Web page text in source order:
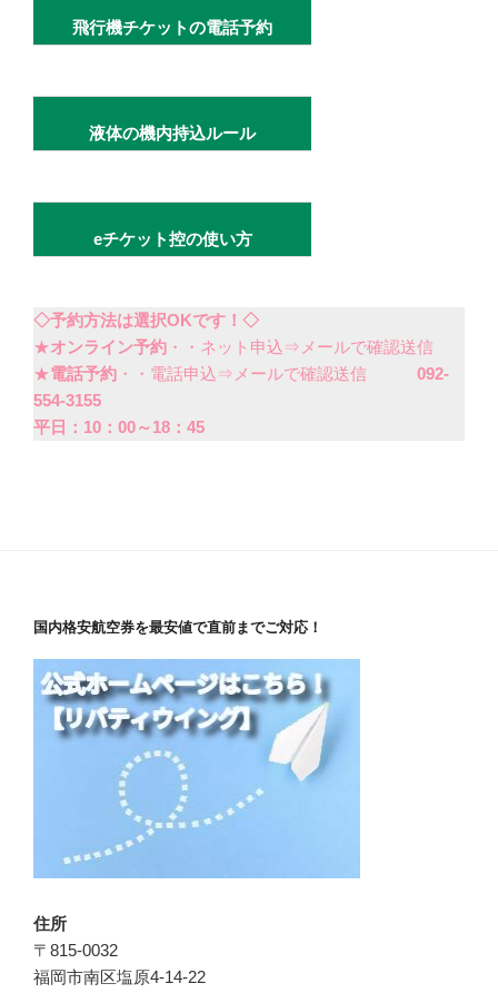
飛行機チケットの電話予約
液体の機内持込ルール
eチケット控の使い方
◇予約方法は選択OKです！◇
★オンライン予約 ・・ネット申込⇒メールで確認送信
★電話予約 ・・電話申込⇒メールで確認送信 092-
554-3155
平日：10：00～18：45
国内格安航空券を最安値で直前までご対応！
住所
〒815-0032
福岡市南区塩原4-14-22